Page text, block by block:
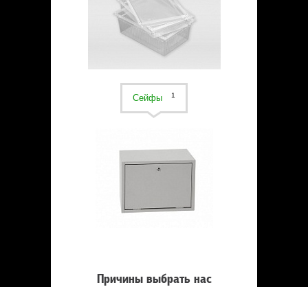
Сейфы 1
Причины выбрать нас